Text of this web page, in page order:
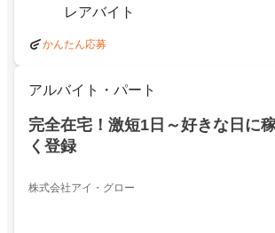
レアバイト
かんたん応募
アルバイト・パート
完全在宅！激短1日～好きな日に
く登録
株式会社アイ・グロー